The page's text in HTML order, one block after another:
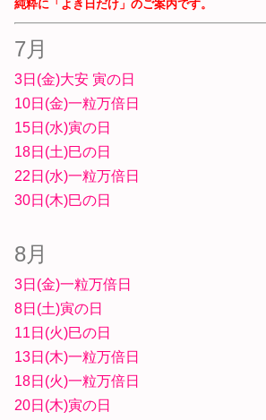
純粋に「よき日だけ」のご案内です。
7月
3日(金)大安 寅の日
10日(金)一粒万倍日
15日(水)寅の日
18日(土)巳の日
22日(水)一粒万倍日
30日(木)巳の日
8月
3日(金)一粒万倍日
8日(土)寅の日
11日(火)巳の日
13日(木)一粒万倍日
18日(火)一粒万倍日
20日(木)寅の日